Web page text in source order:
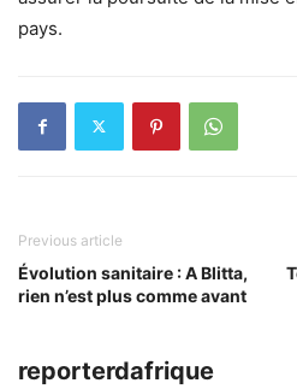
pays.
Previous article
Évolution sanitaire : A Blitta,
rien n’est plus comme avant
reporterdafrique